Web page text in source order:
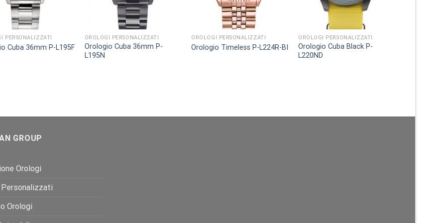
PERSONALIZZATI
Cuba 36mm P-L195F
OROLOGI PERSONALIZZATI
Orologio Cuba 36mm P-
L195N
OROLOGI PERSONALIZZATI
Orologio Timeless P-L224R-BI
OROLOGI PERSONALIZZATI
Orologio Cuba Black P-
L220ND
GROUP
Orologi
Orologi